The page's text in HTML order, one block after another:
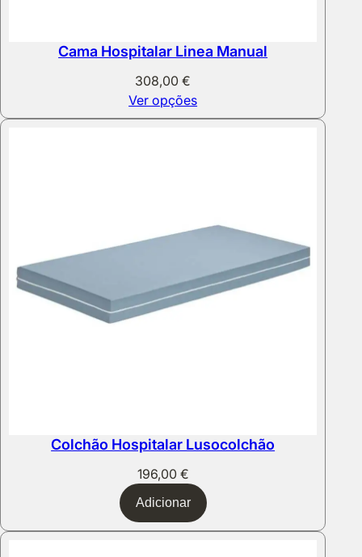
Cama Hospitalar Linea Manual
308,00€
Ver opções
Colchão Hospitalar Lusocolchão
196,00 €
Adicionar